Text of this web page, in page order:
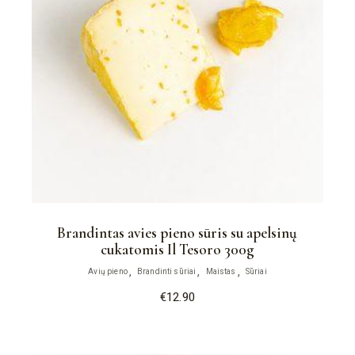
Brandintas avies pieno sūris su apelsinų
cukatomis Il Tesoro 300g
Avių pieno Brandinti sūriai Maistas Sūriai
€12.90